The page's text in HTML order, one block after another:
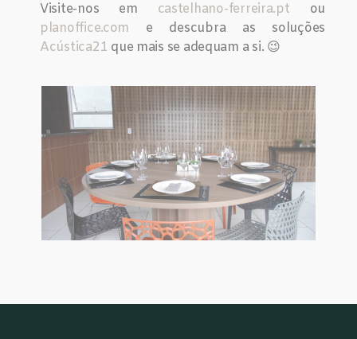
Visite-nos em castelhano-ferreira.pt ou
planoffice.com e descubra as soluções
Acústica21 que mais se adequam a si. 😉